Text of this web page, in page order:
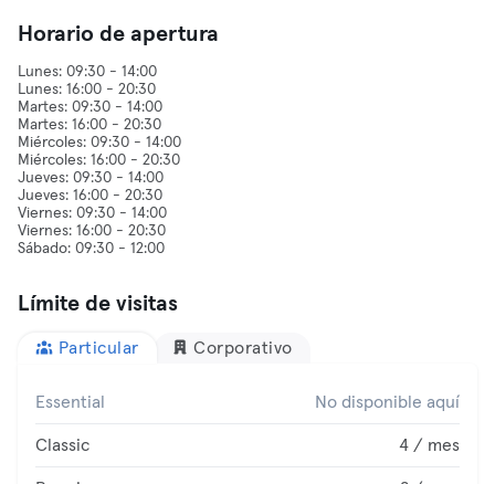
Horario de apertura
Lunes: 09:30 - 14:00
Lunes: 16:00 - 20:30
Martes: 09:30 - 14:00
Martes: 16:00 - 20:30
Miércoles: 09:30 - 14:00
Miércoles: 16:00 - 20:30
Jueves: 09:30 - 14:00
Jueves: 16:00 - 20:30
Viernes: 09:30 - 14:00
Viernes: 16:00 - 20:30
Límite de visitas
Particular Corporativo
Essential No disponible aquí
Classic 4 / mes